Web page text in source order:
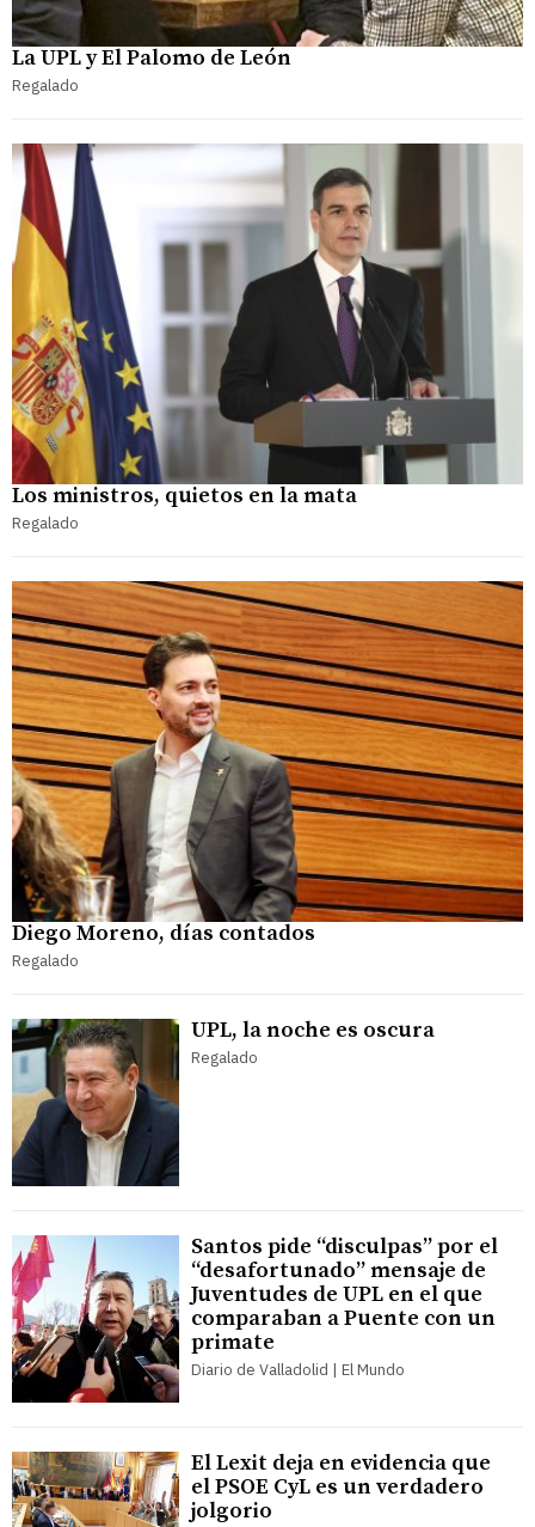
La UPL y El Palomo de León
Regalado
Los ministros, quietos en la mata
Regalado
Diego Moreno, días contados
Regalado
UPL, la noche es oscura
Regalado
Santos pide “disculpas” por el
“desafortunado” mensaje de
Juventudes de UPL en el que
comparaban a Puente con un
primate
Diario de Valladolid | El Mundo
El Lexit deja en evidencia que
el PSOE CyL es un verdadero
jolgorio